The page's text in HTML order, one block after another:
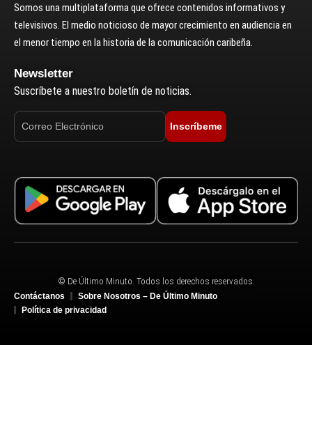
Somos una multiplataforma que ofrece contenidos informativos y
televisivos. El medio noticioso de mayor crecimiento en audiencia en
el menor tiempo en la historia de la comunicación caribeña.
Newsletter
Suscríbete a nuestro boletín de noticias.
Inscríbeme
© De Último Minuto. Todos los derechos reservados.
Contáctanos
Sobre Nosotros – De Último Minuto
Política de privacidad